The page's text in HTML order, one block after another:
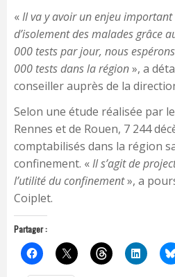
«Il va y avoir un enjeu
d’isolement des malades grâce
000 tests par jour, nous
000 tests dans la région», a
conseiller auprès de la
Selon une étude réalisée par
Rennes et de Rouen, 7 244
comptabilisés dans la région
confinement. «Il s’agit de
l’utilité du confinement», a
Coiplet.
Partager :